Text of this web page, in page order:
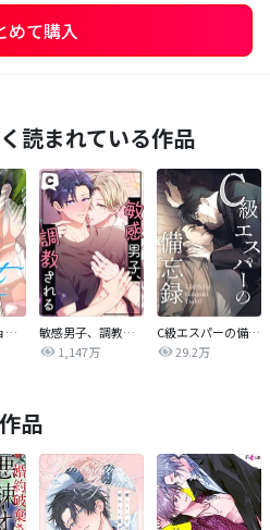
めて購入
読まれている作品
スイート・ショット
敏感男子、調教される
1,147万
C級エスパーの備忘録
29.2万
品